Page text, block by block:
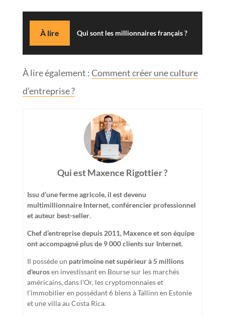
À lire Qui sont les millionnaires français ?
À lire également :Comment créer une culture
d’entreprise ?
Qui est Maxence Rigottier ?
Issu d’une ferme agricole, il est devenu
multimillionnaire Internet, conférencier professionnel
et auteur best-seller.
Chef d’entreprise depuis 2011, Maxence et son équipe
ont accompagné plus de 9 000 clients sur Internet.
Il possède un patrimoine net supérieur à 5 millions
d'eurosen investissant en Bourse sur les marchés
américains, dans l'Or, les cryptomonnaies et
l'immobilier en possédant 6 biens à Tallinn en Estonie
et une villa au Costa Rica.